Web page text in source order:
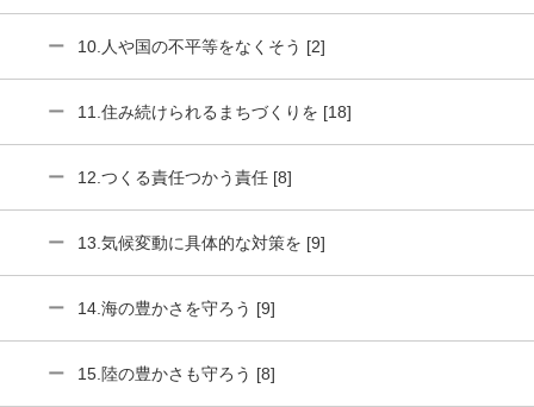
10.人や国の不平等をなくそう [2]
11.住み続けられるまちづくりを [18]
12.つくる責任つかう責任 [8]
13.気候変動に具体的な対策を [9]
14.海の豊かさを守ろう [9]
15.陸の豊かさも守ろう [8]